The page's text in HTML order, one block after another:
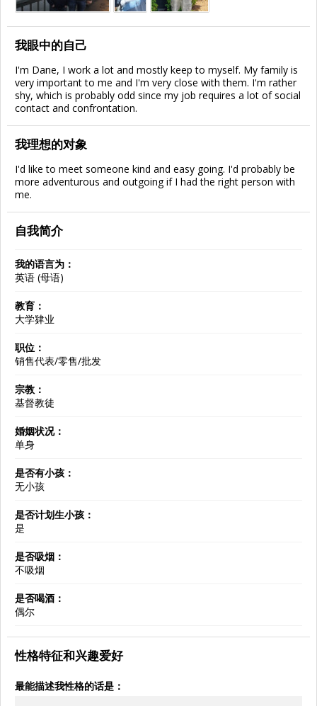
我眼中的自己
I'm Dane, I work a lot and mostly keep to myself. My family is
very important to me and I'm very close with them. I'm rather
shy, which is probably odd since my job requires a lot of social
contact and confrontation.
我理想的对象
I'd like to meet someone kind and easy going. I'd probably be
more adventurous and outgoing if I had the right person with
me.
自我简介
我的语言为：
英语 (母语)
教育：
大学肄业
职位：
销售代表/零售/批发
宗教：
基督教徒
婚姻状况：
单身
是否有小孩：
无小孩
是否计划生小孩：
是
是否吸烟：
不吸烟
是否喝酒：
偶尔
性格特征和兴趣爱好
最能描述我性格的话是：